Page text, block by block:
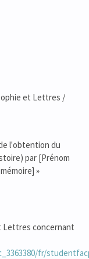
et Lettres /
l'obtention du
par [Prénom
»
Lettres concernant
fr/